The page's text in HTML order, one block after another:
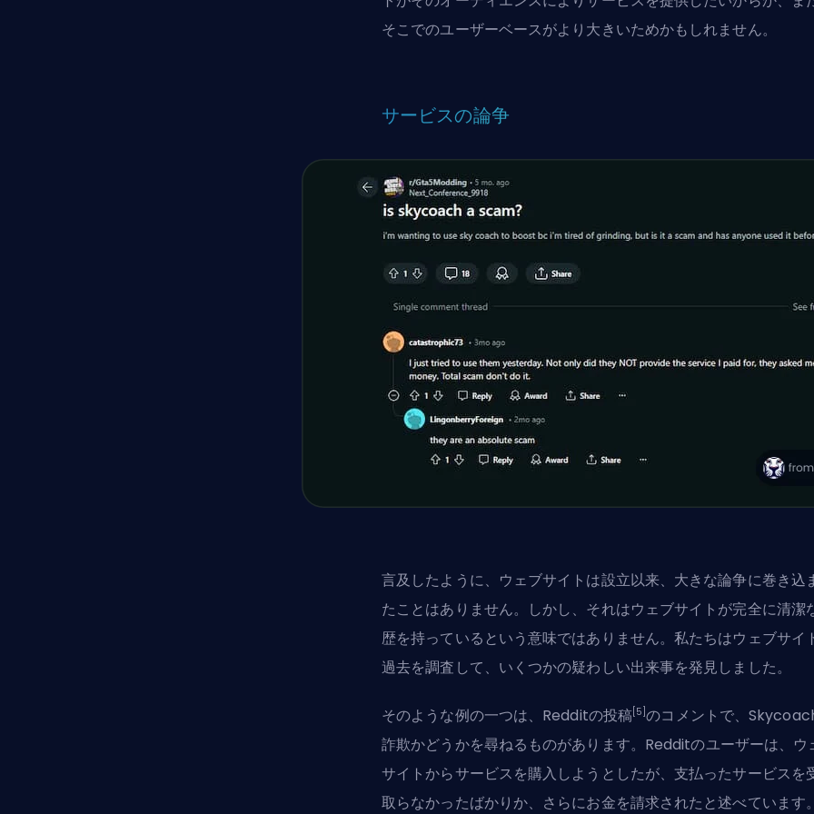
そこでのユーザーベースがより大きいためかもしれません。
サービスの論争
言及したように、ウェブサイトは設立以来、大きな論争に巻き込
たことはありません。しかし、それはウェブサイトが完全に清潔
歴を持っているという意味ではありません。私たちはウェブサイ
過去を調査して、いくつかの疑わしい出来事を発見しました。
そのような例の一つは、Redditの投稿 [5] のコメントで、
詐欺かどうかを尋ねるものがあります。Redditのユーザーは、ウ
サイトからサービスを購入しようとしたが、支払ったサービスを
取らなかったばかりか、さらにお金を請求されたと述べています